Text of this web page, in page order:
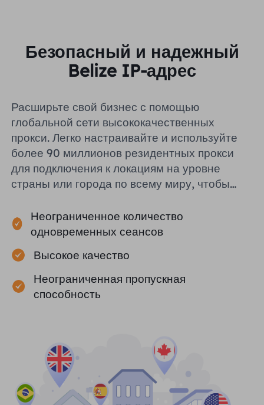
Безопасный и надежный
Belize IP-адрес
Расширьте свой бизнес с помощью
глобальной сети высококачественных
прокси. Легко настраивайте и используйте
более 90 миллионов резидентных прокси
для подключения к локациям на уровне
страны или города по всему миру, чтобы
публичные данные.
Неограниченное количество
одновременных сеансов
Высокое качество
Неограниченная пропускная
способность